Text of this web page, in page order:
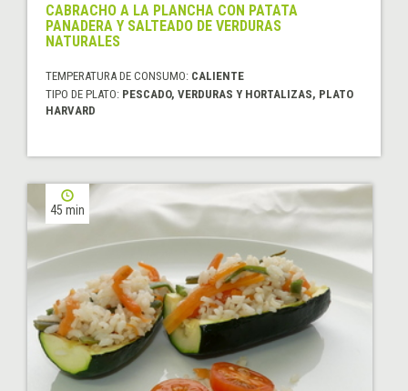
CABRACHO A LA PLANCHA CON PATATA
PANADERA Y SALTEADO DE VERDURAS
NATURALES
TEMPERATURA DE CONSUMO: CALIENTE
TIPO DE PLATO: PESCADO, VERDURAS Y HORTALIZAS, PLATO
HARVARD
45 min